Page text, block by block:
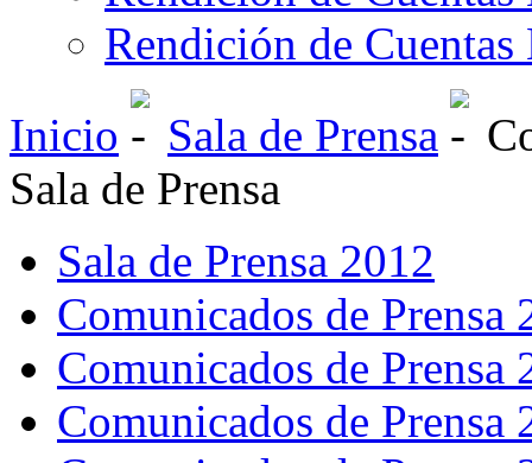
Rendición de
Inicio
Sala de Prensa
Sala de Prensa
Sala de Prensa 2012
Comunicados de Prensa
Comunicados de Prensa
Comunicados de Prensa